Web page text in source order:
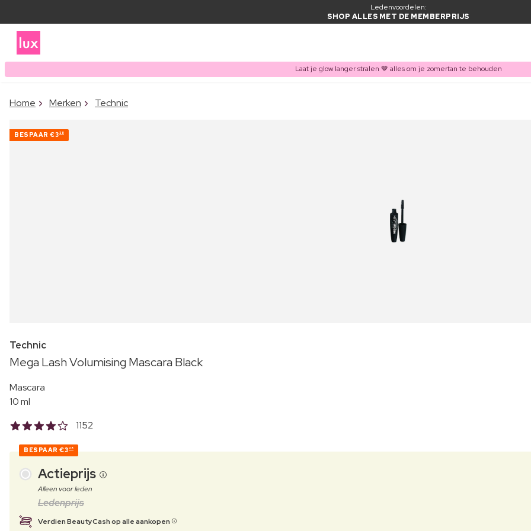
Ledenvoordelen:
SHOP ALLES MET DE MEMBERPRIJS
Laat je glow langer stralen 🤎 alles om je zomertan te behouden
Home Merken Technic
BESPAAR €338
Technic
Mega Lash Volumising Mascara Black
Mascara
10 ml
1152
BESPAAR €338
Actieprijs
Alleen voor leden
Ledenprijs
Verdien BeautyCash op alle aankopen